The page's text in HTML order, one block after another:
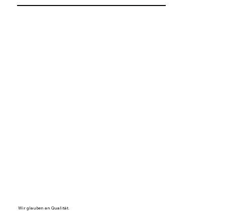
Wir glauben an Qualität.